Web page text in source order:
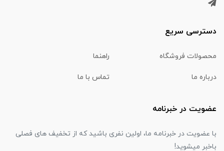
دسترسی سریع
محصولات فروشگاه راهنما
درباره ما تماس با ما
عضویت در خبرنامه
با عضویت در خبرنامه ما، اولین نفری باشید که از تخفیف های فصلی
باخبر میشوید!